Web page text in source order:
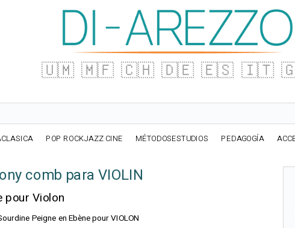
🇺🇲 🇲🇫 🇨🇭 🇩🇪 🇪🇸 🇮🇹
POP ROCKJAZZ CINE MÉTODOSESTUDIOS PEDAGOGÍA
comb para VIOLIN
pour Violon
Peigne en Ebène pour VIOLON